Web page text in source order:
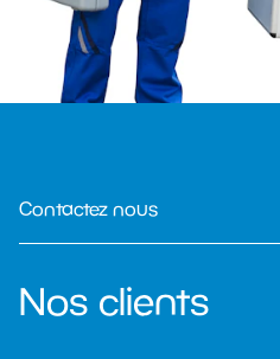
Contactez nous
Nos clients